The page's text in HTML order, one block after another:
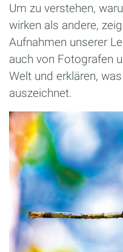
Um zu verstehen,
wirken als andere,
Aufnahmen unserer
auch von Fotografen
Welt und erklären,
auszeichnet.